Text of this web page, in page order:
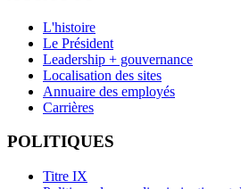
L'histoire
Le Président
Leadership + gouvernance
Localisation des sites
Annuaire des employés
Carrières
POLITIQUES
Titre IX